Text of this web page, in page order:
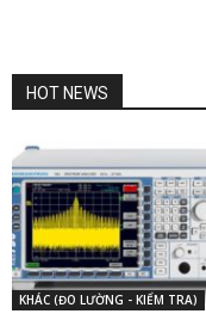
HOT NEWS
KHÁC (ĐO LƯỜNG - KIỂM TRA)